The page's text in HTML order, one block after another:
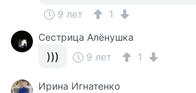
9 лет
1
Сестрица Алёнушка
))) 9 лет 1
Ирина Игнатенко